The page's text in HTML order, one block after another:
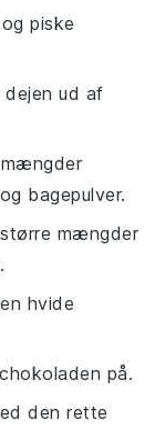
piske
ud af
bagepulver.
mængder
hvide
på.
den rette